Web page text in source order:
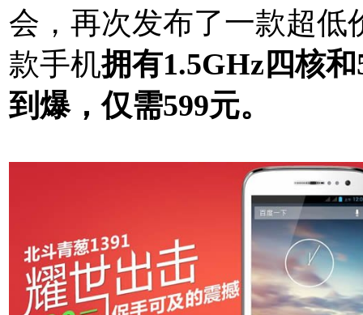
会，再次发布了一款超低
款手机拥有1.5GHz四核
到爆，仅需599元。